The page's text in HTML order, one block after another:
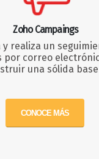
Zoho Campaings
y realiza un
por correo
una sólida
CONOCE MÁS